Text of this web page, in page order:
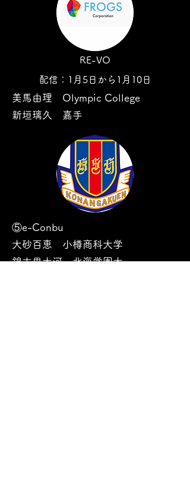
RE-VO
配信：1月5日から1月10日
美馬由理 Olympic College
新垣璃久 嘉手
⑤e-Conbu
大砂百恵 小樽商科大学
錦古里大河 北海学園大学